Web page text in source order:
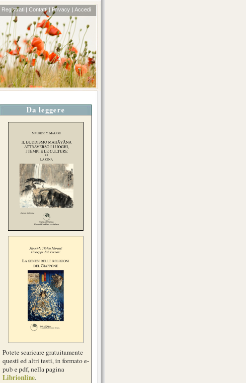
Registrati | Contatti | Privacy | Accedi
Da leggere
Potete scaricare gratuitamente
questi ed altri testi, in formato e-
pub e pdf, nella pagina
Librionline.